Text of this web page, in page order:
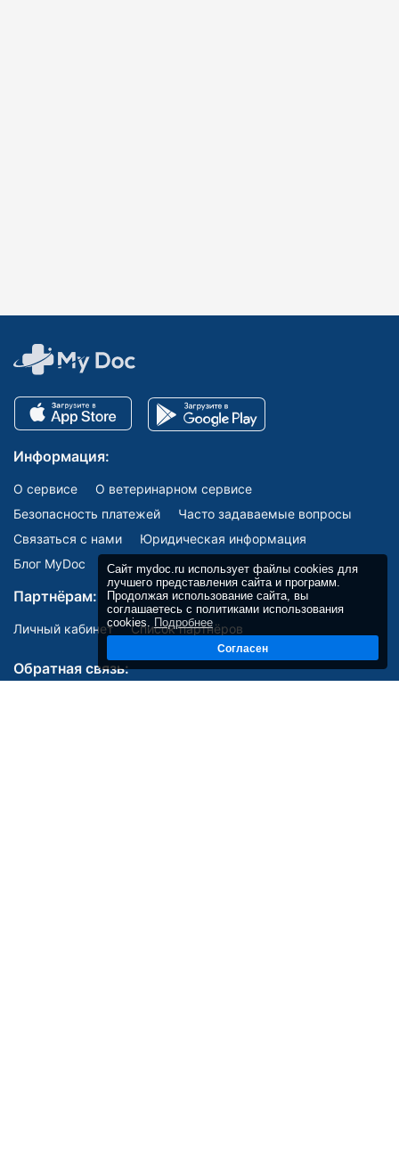
Сайт mydoc.ru использует файлы cookies для
лучшего представления сайта и программ.
Продолжая использование сайта, вы
соглашаетесь с политиками использования
cookies. Подробнее
Согласен
Информация:
О сервисе
О ветеринарном сервисе
Безопасность платежей
Часто задаваемые вопросы
Связаться с нами
Юридическая информация
Блог MyDoc
Партнёрам:
Личный кабинет Список партнёров
Обратная связь: